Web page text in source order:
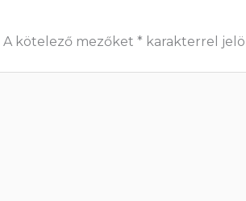
A kötelező mezőket * karakterrel